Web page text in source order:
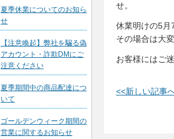
せ。
休業明けの5月
その場合は大
お客様にはご
<<新しい記事
夏季休業についてのお知ら
せ
【注意喚起】弊社を騙る偽
アカウント・詐欺DMにご
注意ください
夏季期間中の商品配達につ
いて
ゴールデンウィーク期間の
営業に関するお知らせ